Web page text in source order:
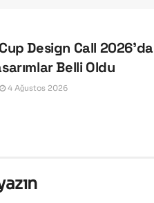
Design Call 2026’da
Belli Oldu
4 Ağustos 2026